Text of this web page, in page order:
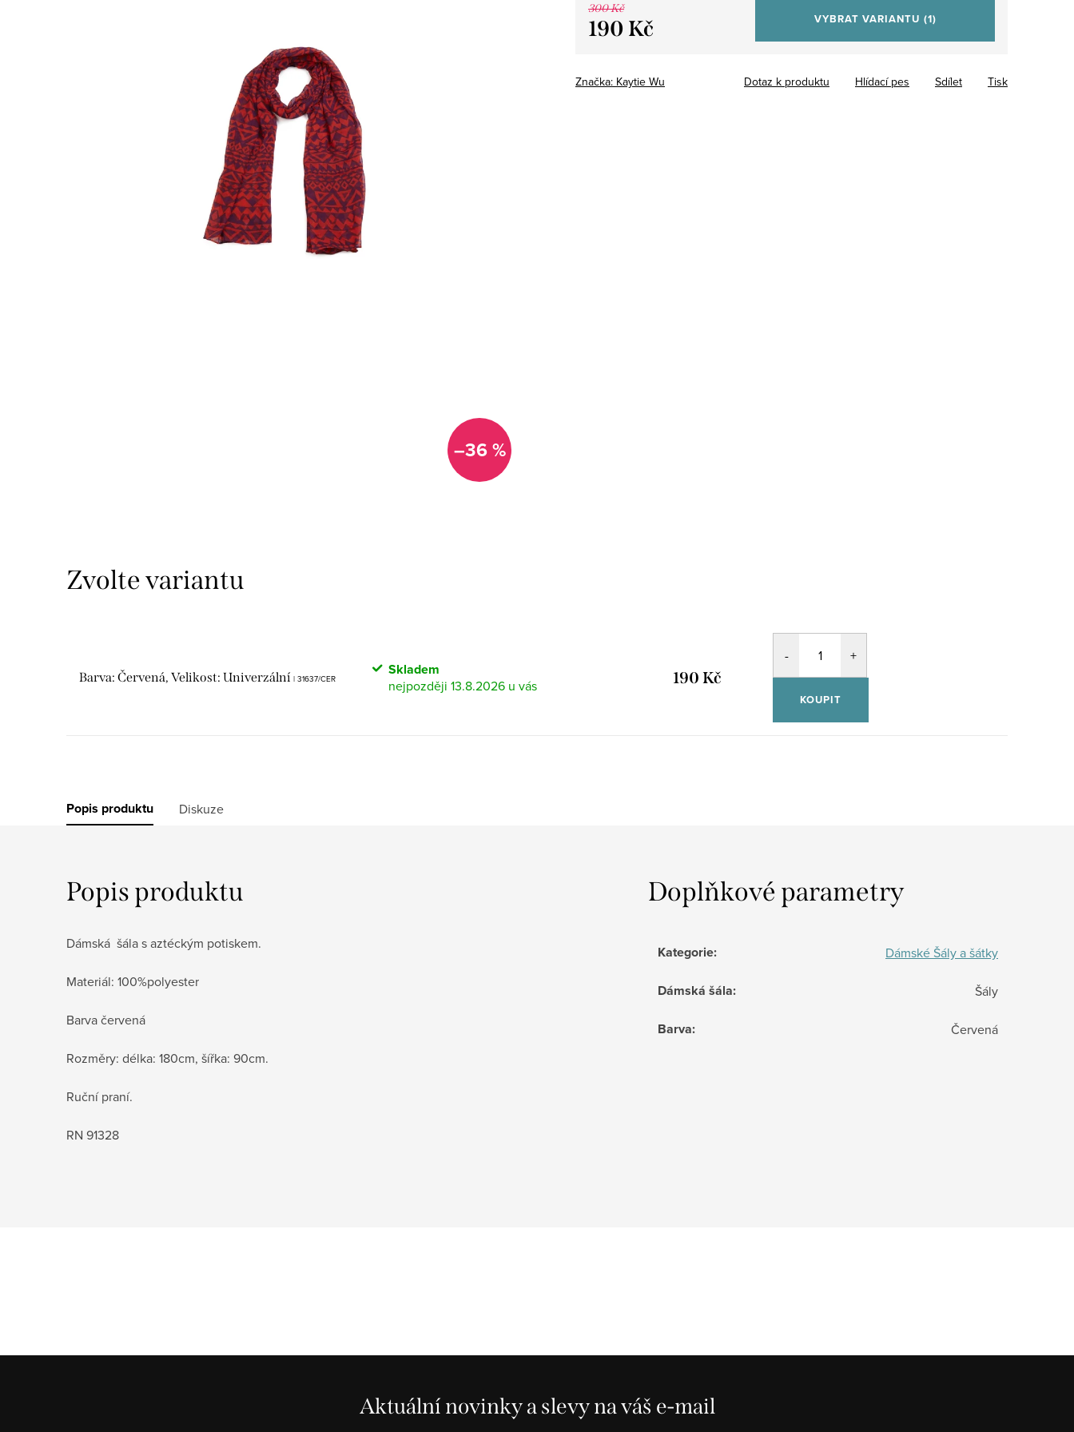
–36 %
300 Kč
190 Kč VYBRAT VARIANTU (1)
Značka: Kaytie Wu Tisk
Dotaz k produktu Hlídací pes Sdílet
Barva: Červená, Velikost: Univerzální | 31637/CER Skladem
13.8.2026 190 Kč
KOUPIT
Popis produktu Diskuze
Popis produktu
Dámská šála s aztéckým potiskem.
Materiál: 100%polyester
Barva červená
Rozměry: délka: 180cm, šířka: 90cm.
Ruční praní.
RN 91328
Doplňkové parametry
Kategorie: Dámské Šály a šátky
Dámská šála: Šály
Barva: Červená
Aktuální novinky a slevy na váš e-mail